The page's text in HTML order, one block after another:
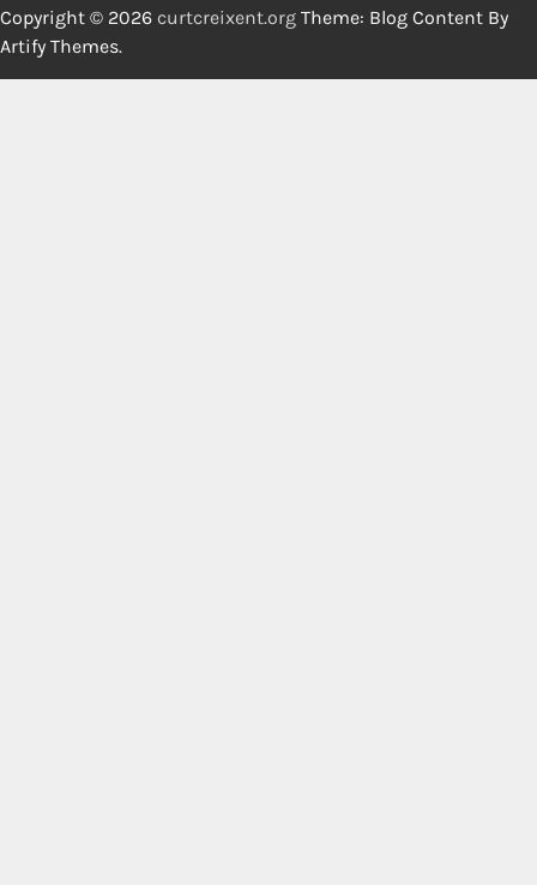
Copyright © 2026 curtcreixent.org Theme: Blog Content By
Artify Themes.